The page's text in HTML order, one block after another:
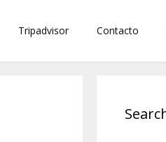
Tripadvisor Contacto